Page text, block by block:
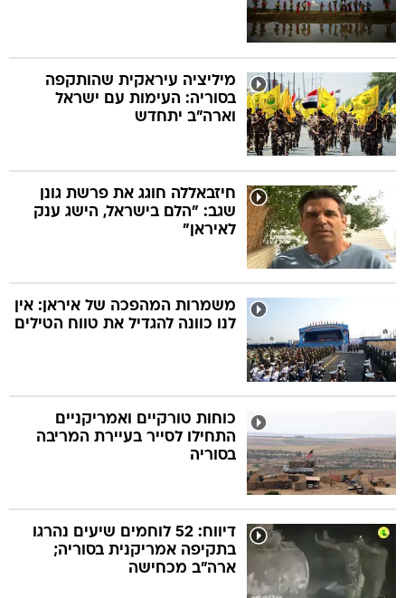
מיליציה עיראקית שהותקפה
בסוריה: העימות עם ישראל
וארה"ב יתחדש
חיזבאללה חוגג את פרשת גונן
שגב: "הלם בישראל, הישג ענק
לאיראן"
משמרות המהפכה של איראן: אין
לנו כוונה להגדיל את טווח הטילים
כוחות טורקיים ואמריקניים
התחילו לסייר בעיירת המריבה
בסוריה
דיווח: 52 לוחמים שיעים נהרגו
בתקיפה אמריקנית בסוריה;
ארה"ב מכחישה